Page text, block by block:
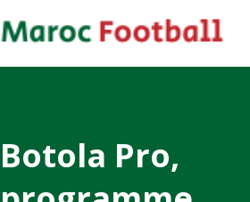
Botola Pro,